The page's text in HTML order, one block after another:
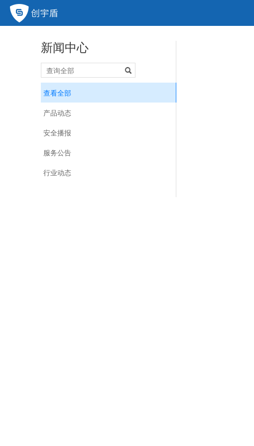
新闻中心
查看全部
产品动态
安全播报
服务公告
行业动态